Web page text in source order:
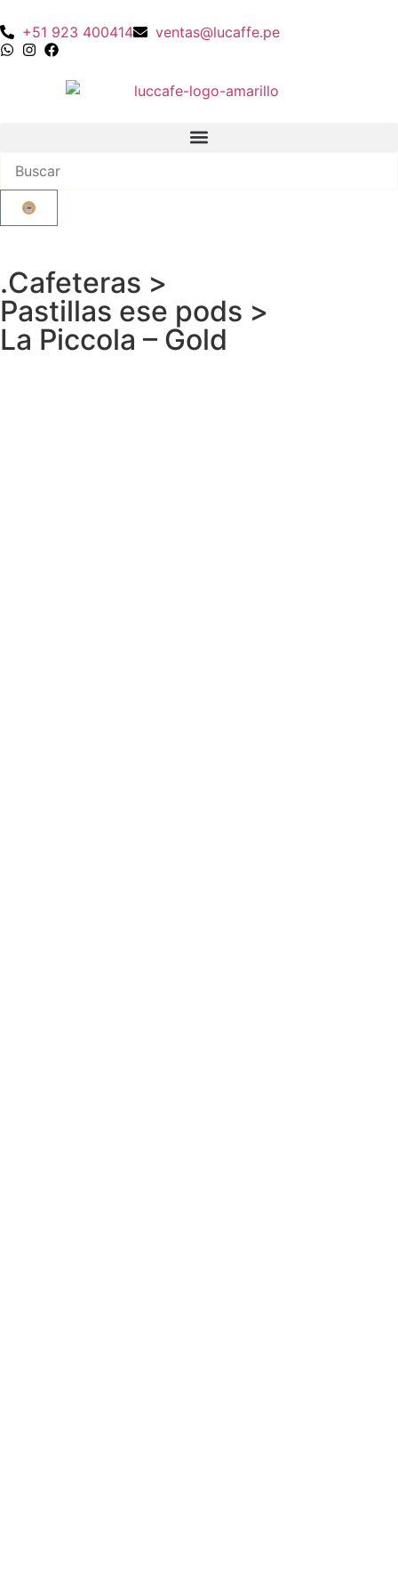
+51 923 400414 ventas@lucaffe.pe
.Cafeteras >
Pastillas ese pods >
La Piccola – Gold